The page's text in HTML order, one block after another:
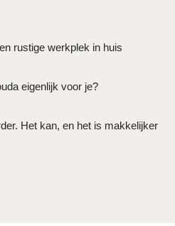
rustige werkplek in huis
eigenlijk voor je?
Het kan, en het is makkelijker